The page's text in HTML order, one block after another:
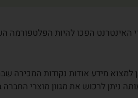
האינטרנט הפכו להיות הפלטפורמה
למצוא מידע אודות נקודות המכירה
ניתן לרכוש את מגוון מוצרי